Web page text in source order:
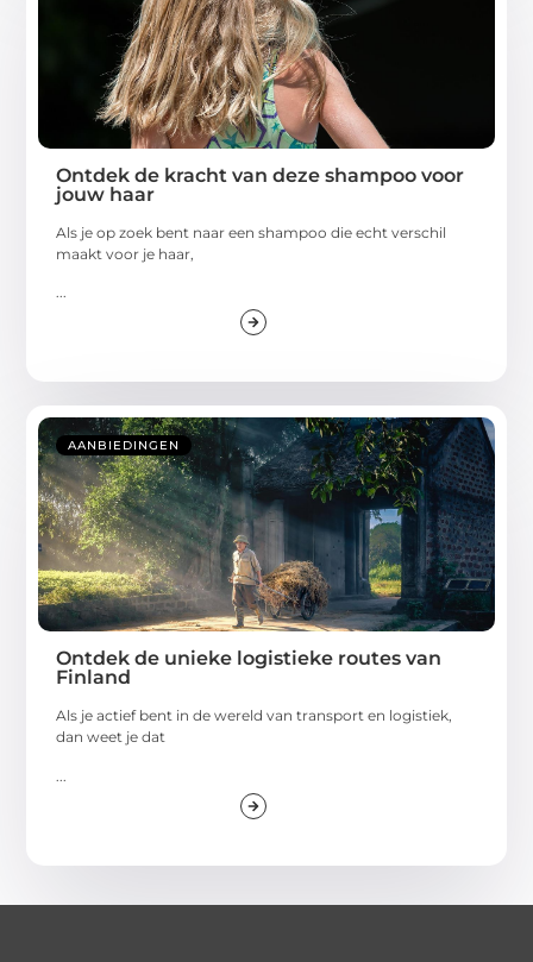
Ontdek de kracht van deze shampoo voor
jouw haar
Als je op zoek bent naar een shampoo die echt verschil
maakt voor je haar,
...
AANBIEDINGEN
Ontdek de unieke logistieke routes van
Finland
Als je actief bent in de wereld van transport en logistiek,
dan weet je dat